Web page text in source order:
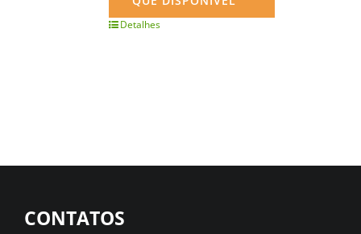
Detalhes
CONTATOS